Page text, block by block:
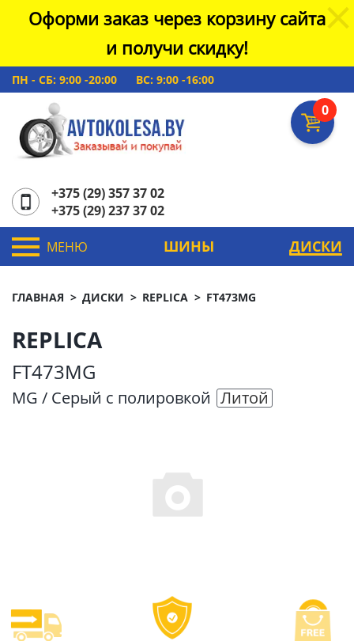
Оформи заказ через корзину сайта
и получи скидку!
ПН - СБ: 9:00 -20:00 ВС: 9:00 -16:00
0
+375 (29) 357 37 02
+375 (29) 237 37 02
МЕНЮ ШИНЫ ДИСКИ
ГЛАВНАЯ ДИСКИ REPLICA FT473MG
REPLICA
FT473MG
MG / Серый с полировкой Литой